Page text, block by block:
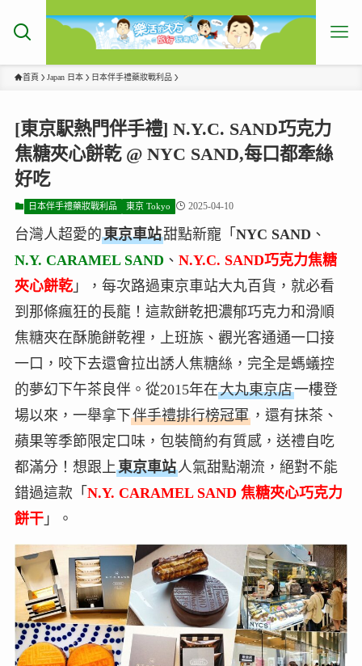
首頁 Japan 日本 日本伴手禮藥妝戰利品
[東京駅熱門伴手禮] N.Y.C. SAND巧克力
焦糖夾心餅乾 @ NYC SAND,每口都牽絲
好吃
日本伴手禮藥妝戰利品 東京 Tokyo 2025-04-10
台灣人超愛的東京車站甜點新寵「 NYC SAND 、
N.Y. CARAMEL SAND 、 N.Y.C. SAND巧克力焦糖
夾心餅乾」，每次路過東京車站大丸百貨，就必看
到那條瘋狂的長龍！這款餅乾把濃郁巧克力和滑順
焦糖夾在酥脆餅乾裡，上班族、觀光客通通一口接
一口，咬下去還會拉出誘人焦糖絲，完全是螞蟻控
的夢幻下午茶良伴。從2015年在大丸東京店一樓登
場以來，一舉拿下伴手禮排行榜冠軍，還有抹茶、
蘋果等季節限定口味，包裝簡約有質感，送禮自吃
都滿分！想跟上東京車站人氣甜點潮流，絕對不能
錯過這款「 N.Y. CARAMEL SAND 焦糖夾心巧克力
餅干」。